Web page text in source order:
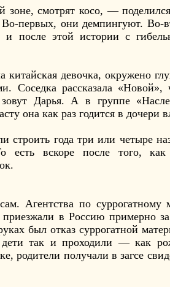
смотрят косо, —
первых, они демпингуют. Во-
после этой истории с
китайская девочка, окружено
Соседка рассказала
Дарья. А в группе
она как раз годится в дочери
года три или четыре
есть вскоре после того, как
Агентства по суррогатному
в Россию примерно
был отказ суррогатной
дети так и проходили — как
родители получали в загсе